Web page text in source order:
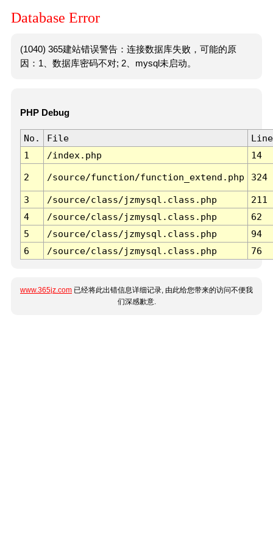
Database Error
(1040) 365建站错误警告：连接数据库失败，可能的原
因：1、数据库密码不对; 2、mysql未启动。
PHP Debug
No. File
Line
1
/index.php 14
2 /source/function/function_extend.php 324
3 /source/class/jzmysql.class.php
211
4
/source/class/jzmysql.class.php
62
5
/source/class/jzmysql.class.php
94
6
/source/class/jzmysql.class.php 76
www.365jz.com 已经将此出错信息详细记录, 由此给您带来的访问不便我
们深感歉意.